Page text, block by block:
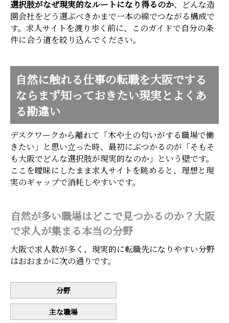
選択肢がなぜ現実的なルートになり得るのか、どんな造
園会社をどう選ぶべきかまで一本の線でつながる構成で
す。求人サイトを渡り歩く前に、このガイドで自分の条
件に合う道を絞り込んでください。
自然に触れる仕事の転職を大阪でする
ならまず知っておきたい現実とよくあ
る勘違い
デスクワークから離れて「木や土の匂いがする職場で働
きたい」と思い立った時、最初にぶつかるのが「そもそ
も大阪でどんな選択肢が現実的なのか」という壁です。
ここを曖昧にしたまま求人サイトを眺めると、理想と現
実のギャップで消耗しやすいです。
自然が多い職場はどこで見つかるのか？大阪
で求人が集まる本当の分野
大阪で求人数が多く、現実的に転職先になりやすい分野
はおおまかに次の通りです。
分野
主な職場